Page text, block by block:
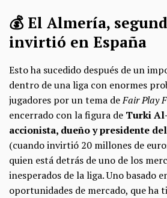
💰 El Almería,
invirtió en España
Esto ha sucedido después de un
dentro de una liga con enormes
jugadores por un tema deFair Play
encerrado con la figura de Turki
accionista, dueño y presidente
(cuando invirtió 20 millones de
quien está detrás de uno de los
inesperados de la liga. Uno basado
oportunidades de mercado, que ha